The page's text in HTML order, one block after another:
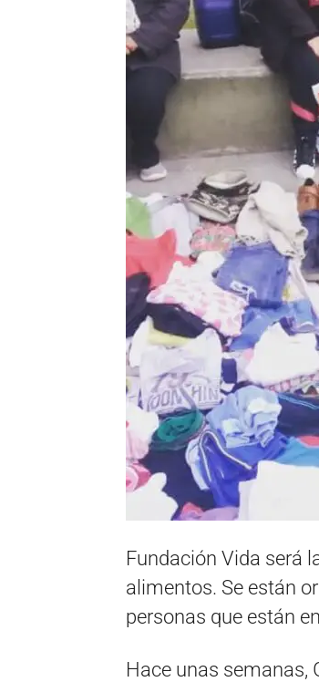
Fundación Vida será
alimentos. Se están
personas que están
Hace unas semanas,